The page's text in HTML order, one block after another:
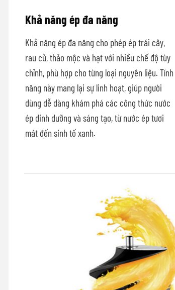
Khả năng ép đa năng
Khả năng ép đa năng cho phép ép trái cây,
rau củ, thảo mộc và hạt với nhiều chế độ tùy
chỉnh, phù hợp cho từng loại nguyên liệu. Tính
năng này mang lại sự linh hoạt, giúp người
dùng dễ dàng khám phá các công thức nước
ép dinh dưỡng và sáng tạo, từ nước ép tươi
mát đến sinh tố xanh.